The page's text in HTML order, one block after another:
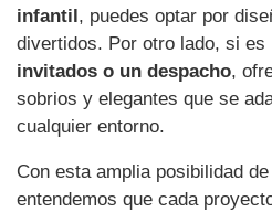
infantil, puedes optar por
divertidos. Por otro lado, si es
invitados o un despacho,
sobrios y elegantes que se
cualquier entorno.
Con esta amplia posibilidad
entendemos que cada